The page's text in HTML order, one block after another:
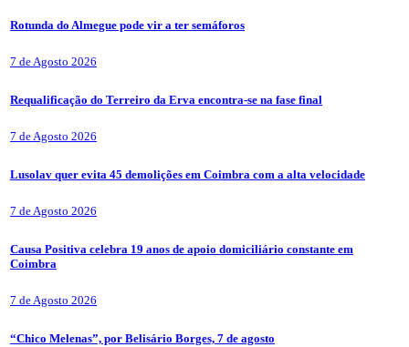
Rotunda do Almegue pode vir a ter semáforos
7 de Agosto 2026
Requalificação do Terreiro da Erva encontra-se na fase final
7 de Agosto 2026
Lusolav quer evita 45 demolições em Coimbra com a alta velocidade
7 de Agosto 2026
Causa Positiva celebra 19 anos de apoio domiciliário constante em
Coimbra
7 de Agosto 2026
“Chico Melenas”, por Belisário Borges, 7 de agosto